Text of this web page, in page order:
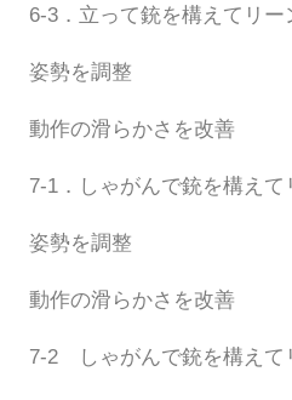
6-3．立って銃を構えてリー
姿勢を調整
動作の滑らかさを改善
7-1．しゃがんで銃を構えて
姿勢を調整
動作の滑らかさを改善
7-2　しゃがんで銃を構えて